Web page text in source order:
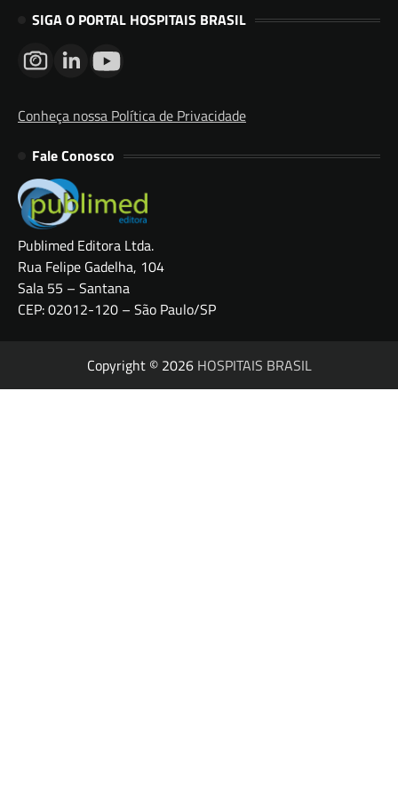
SIGA O PORTAL HOSPITAIS BRASIL
Conheça nossa Política de Privacidade
Fale Conosco
Publimed Editora Ltda.
Rua Felipe Gadelha, 104
Sala 55 – Santana
CEP: 02012-120 – São Paulo/SP
Copyright © 2026 HOSPITAIS BRASIL